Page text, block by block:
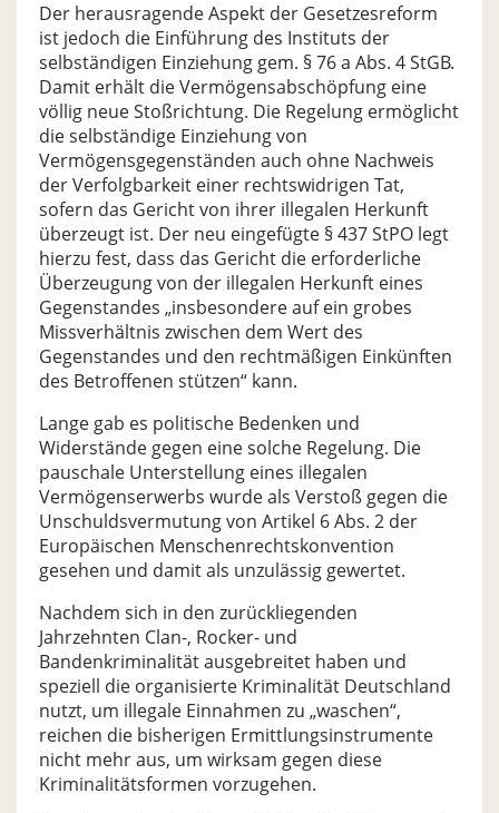
Der herausragende Aspekt der Gesetzesreform
ist jedoch die Einführung des Instituts der
selbständigen Einziehung gem. § 76 a Abs. 4 StGB.
Damit erhält die Vermögensabschöpfung eine
völlig neue Stoßrichtung. Die Regelung ermöglicht
die selbständige Einziehung von
Vermögensgegenständen auch ohne Nachweis
der Verfolgbarkeit einer rechtswidrigen Tat,
sofern das Gericht von ihrer illegalen Herkunft
überzeugt ist. Der neu eingefügte § 437 StPO legt
hierzu fest, dass das Gericht die erforderliche
Überzeugung von der illegalen Herkunft eines
Gegenstandes „insbesondere auf ein grobes
Missverhältnis zwischen dem Wert des
Gegenstandes und den rechtmäßigen Einkünften
des Betroffenen stützen“ kann.
Lange gab es politische Bedenken und
Widerstände gegen eine solche Regelung. Die
pauschale Unterstellung eines illegalen
Vermögenserwerbs wurde als Verstoß gegen die
Unschuldsvermutung von Artikel 6 Abs. 2 der
Europäischen Menschenrechtskonvention
gesehen und damit als unzulässig gewertet.
Nachdem sich in den zurückliegenden
Jahrzehnten Clan-, Rocker- und
Bandenkriminalität ausgebreitet haben und
speziell die organisierte Kriminalität Deutschland
nutzt, um illegale Einnahmen zu „waschen“,
reichen die bisherigen Ermittlungsinstrumente
nicht mehr aus, um wirksam gegen diese
Kriminalitätsformen vorzugehen.